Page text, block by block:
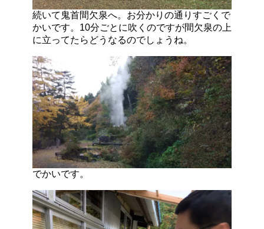
続いて鬼首間欠泉へ。お分かりの通りすごくで
かいです。10分ごとに吹くのですが間欠泉の上
に立ってたらどうなるのでしょうね。
でかいです。